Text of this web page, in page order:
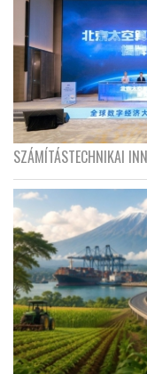
SZÁMÍTÁSTECHNIKAI